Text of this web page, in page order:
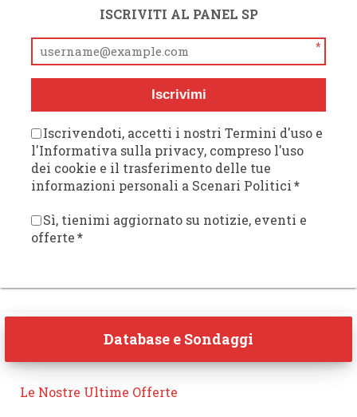
ISCRIVITI AL PANEL SP
*
Iscrivimi
Iscrivendoti, accetti i nostri Termini d'uso e
l'Informativa sulla privacy, compreso l'uso
dei cookie e il trasferimento delle tue
informazioni personali a Scenari Politici*
Sì, tienimi aggiornato su notizie, eventi e
offerte*
Database e Sondaggi
Le Nostre Ultime Offerte